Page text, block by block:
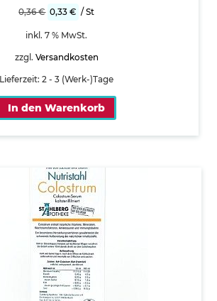
0,36€ 0,33€ /St
inkl. 7 % MwSt.
zzgl. Versandkosten
Lieferzeit:2 - 3 (Werk-)Tage
In den Warenkorb